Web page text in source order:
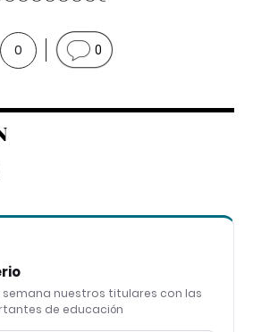
0 0
nuestros titulares con las
de educación